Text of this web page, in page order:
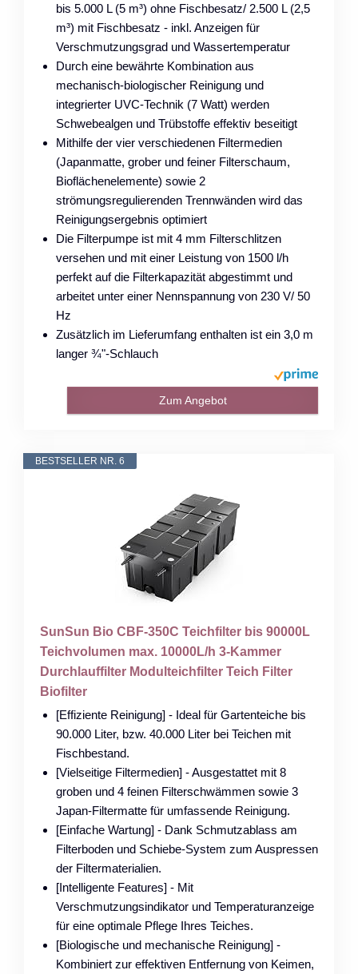
bis 5.000 L (5 m³) ohne Fischbesatz/ 2.500 L (2,5
m³) mit Fischbesatz - inkl. Anzeigen für
Verschmutzungsgrad und Wassertemperatur
Durch eine bewährte Kombination aus
mechanisch-biologischer Reinigung und
integrierter UVC-Technik (7 Watt) werden
Schwebealgen und Trübstoffe effektiv beseitigt
Mithilfe der vier verschiedenen Filtermedien
(Japanmatte, grober und feiner Filterschaum,
Bioflächenelemente) sowie 2
strömungsregulierenden Trennwänden wird das
Reinigungsergebnis optimiert
Die Filterpumpe ist mit 4 mm Filterschlitzen
versehen und mit einer Leistung von 1500 l/h
perfekt auf die Filterkapazität abgestimmt und
arbeitet unter einer Nennspannung von 230 V/ 50
Hz
Zusätzlich im Lieferumfang enthalten ist ein 3,0 m
langer ¾"-Schlauch
Zum Angebot
BESTSELLER NR. 6
SunSun Bio CBF-350C Teichfilter bis 90000L
Teichvolumen max. 10000L/h 3-Kammer
Durchlauffilter Modulteichfilter Teich Filter
Biofilter
[Effiziente Reinigung] - Ideal für Gartenteiche bis
90.000 Liter, bzw. 40.000 Liter bei Teichen mit
Fischbestand.
[Vielseitige Filtermedien] - Ausgestattet mit 8
groben und 4 feinen Filterschwämmen sowie 3
Japan-Filtermatte für umfassende Reinigung.
[Einfache Wartung] - Dank Schmutzablass am
Filterboden und Schiebe-System zum Auspressen
der Filtermaterialien.
[Intelligente Features] - Mit
Verschmutzungsindikator und Temperaturanzeige
für eine optimale Pflege Ihres Teiches.
[Biologische und mechanische Reinigung] -
Kombiniert zur effektiven Entfernung von Keimen,